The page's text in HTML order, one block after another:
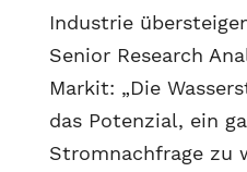
Industrie
Senior Research
Markit: „Die
das Potenzial, ein
Stromnachfrage zu